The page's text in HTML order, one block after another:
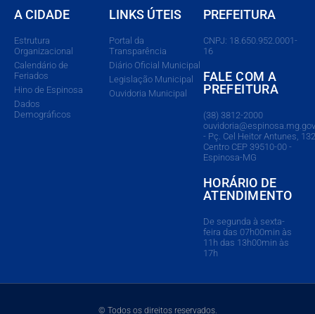
A CIDADE
Estrutura
Organizacional
Calendário de
Feriados
Hino de Espinosa
Dados
Demográficos
LINKS ÚTEIS
Portal da
Transparência
Diário Oficial Municipal
Legislação Municipal
Ouvidoria Municipal
PREFEITURA
CNPJ: 18.650.952.0001-
16
FALE COM A
PREFEITURA
(38) 3812-2000
- Pç. Cel Heitor Antunes,
Centro CEP 39510-00 -
Espinosa-MG
HORÁRIO DE
ATENDIMENTO
De segunda à sexta-
feira das 07h00min às
11h das 13h00min às
17h
© Todos os direitos reservados.